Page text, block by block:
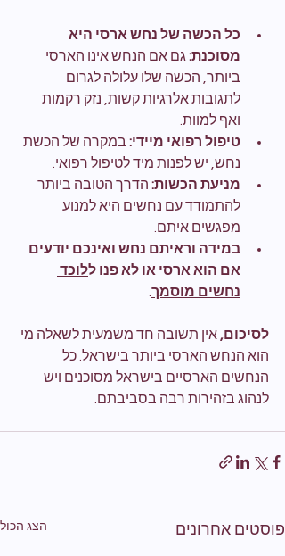
כל הכשה של נחש ארסי היא
מסוכנת: גם אם הנחש אינו הארסי
ביותר, הכשה שלו עלולה לגרום
לתגובות אלרגיות קשות, נזק רקמות
ואף למוות.
טיפול רפואי מיידי: במקרה של הכשת
נחש, יש לפנות מיד לטיפול רפואי.
מניעת הכשות: הדרך הטובה ביותר
להתמודד עם נחשים היא למנוע
מפגשים איתם.
במידה וראיתם נחש ואינכם יודעים
אם הוא ארסי או לא פנו ללוכד
נחשים מוסמך.
לסיכום, אין תשובה חד משמעית לשאלה מי
הוא הנחש הארסי ביותר בישראל. כל
הנחשים הארסיים בישראל מסוכנים ויש
לנהוג בזהירות רבה בסביבתם.
פוסטים אחרונים הצג הכול